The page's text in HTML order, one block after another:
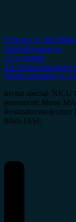
February 5, 2023
ArhivaEmisiuni tv
2 Comments
Art Verba
VerbaLegendele nu
Invitat special:
permanent: Miron
Realizator/
filiala IAȘI;